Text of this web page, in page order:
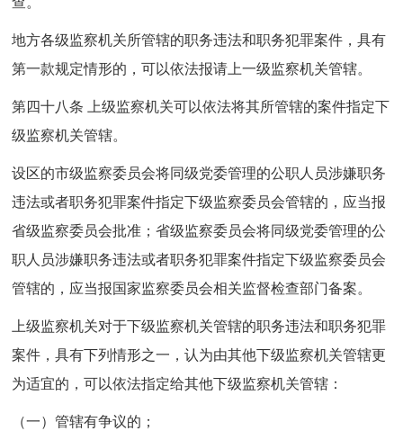
地方各级监察机关所管辖的职务违法和职务犯罪案件，具有
第一款规定情形的，可以依法报请上一级监察机关管辖。
第四十八条 上级监察机关可以依法将其所管辖的案件指定下
级监察机关管辖。
设区的市级监察委员会将同级党委管理的公职人员涉嫌职务
违法或者职务犯罪案件指定下级监察委员会管辖的，应当报
省级监察委员会批准；省级监察委员会将同级党委管理的公
职人员涉嫌职务违法或者职务犯罪案件指定下级监察委员会
管辖的，应当报国家监察委员会相关监督检查部门备案。
上级监察机关对于下级监察机关管辖的职务违法和职务犯罪
案件，具有下列情形之一，认为由其他下级监察机关管辖更
为适宜的，可以依法指定给其他下级监察机关管辖：
（一）管辖有争议的；